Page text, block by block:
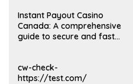
Instant Payout Casino
Canada: A comprehensive
guide to secure and fast
cw-check-
https://test.com/